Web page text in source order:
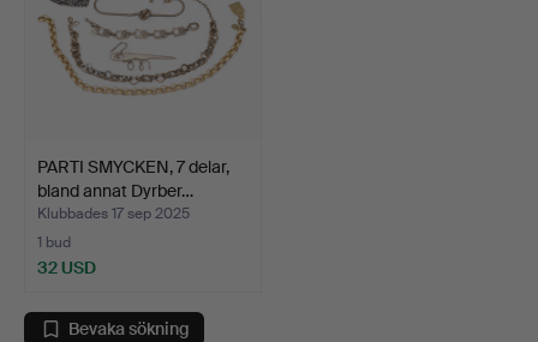
PARTI SMYCKEN, 7 delar,
bland annat Dyrber…
Klubbades 17 sep 2025
1 bud
32 USD
Bevaka sökning